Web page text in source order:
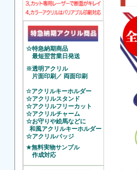
☆特急納期商品
最短翌営業日発送
※透明アクリル
片面印刷／ 両面印刷
☆アクリルキーホルダー
☆アクリルスタンド
☆アクリルフリーカット
☆アクリルチャーム
☆お守りや絵馬などに
和風アクリルキーホルダー
☆アクリルバッジ
★無料実物サンプル
作成対応